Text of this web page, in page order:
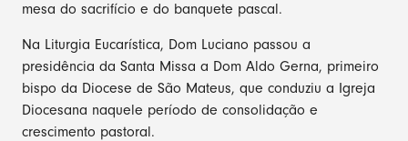
mesa do sacrifício e do banquete pascal.
Na Liturgia Eucarística, Dom Luciano passou a
presidência da Santa Missa a Dom Aldo Gerna, primeiro
bispo da Diocese de São Mateus, que conduziu a Igreja
Diocesana naquele período de consolidação e
crescimento pastoral.